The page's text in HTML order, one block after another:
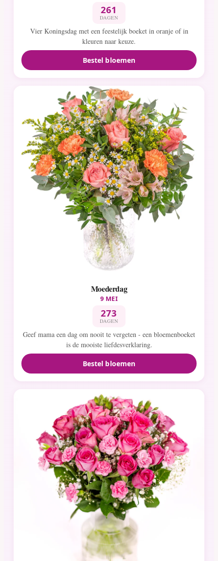
261
DAGEN
Vier Koningsdag met een feestelijk boeket in oranje of in
kleuren naar keuze.
Bestel bloemen
Moederdag
9 MEI
273
DAGEN
Geef mama een dag om nooit te vergeten - een bloemenboeket
is de mooiste liefdesverklaring.
Bestel bloemen